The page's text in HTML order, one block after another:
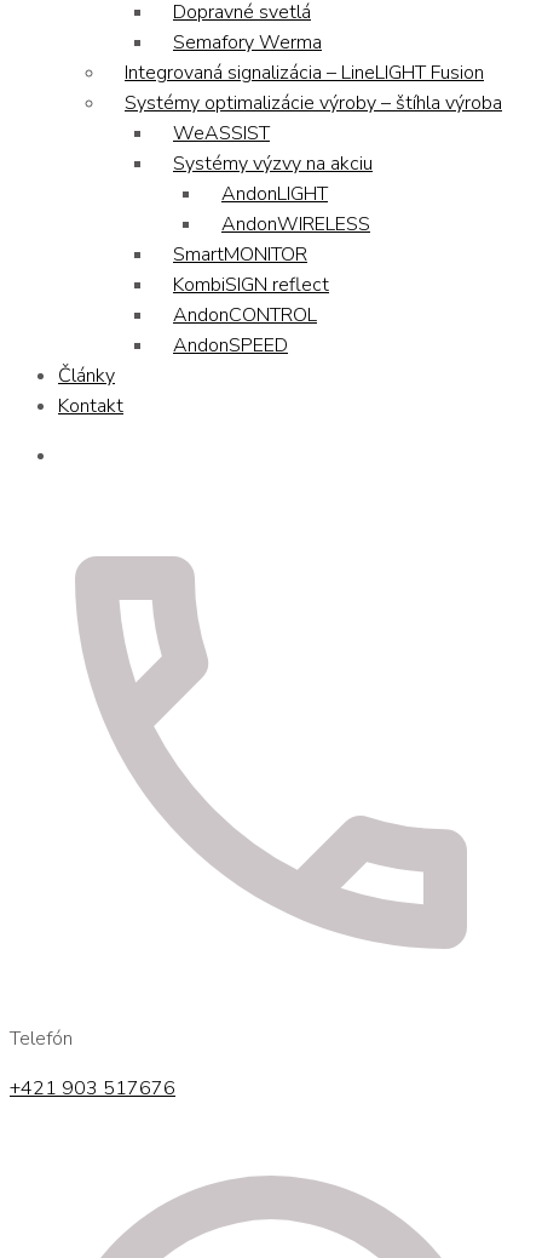
Dopravné svetlá
Semafory Werma
Integrovaná signalizácia – LineLIGHT Fusion
Systémy optimalizácie výroby – štíhla výroba
WeASSIST
Systémy výzvy na akciu
AndonLIGHT
AndonWIRELESS
SmartMONITOR
KombiSIGN reflect
AndonCONTROL
AndonSPEED
Články
Kontakt
Telefón
+421 903 517676